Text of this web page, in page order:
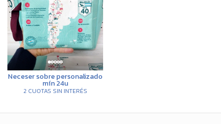
Neceser sobre personalizado
mín 24u
2 CUOTAS SIN INTERÉS